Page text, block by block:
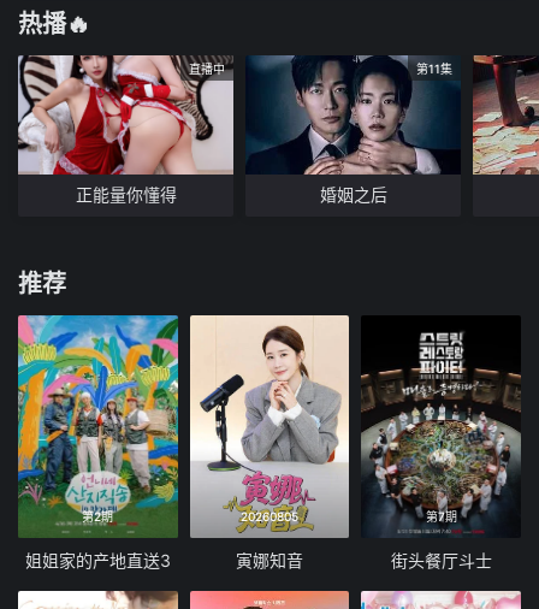
热播🔥
直播中
正能量你懂得
第11集
婚姻之后
推荐
第2期
姐姐家的产地直送3
20260805
寅娜知音
第7期
街头餐厅斗士